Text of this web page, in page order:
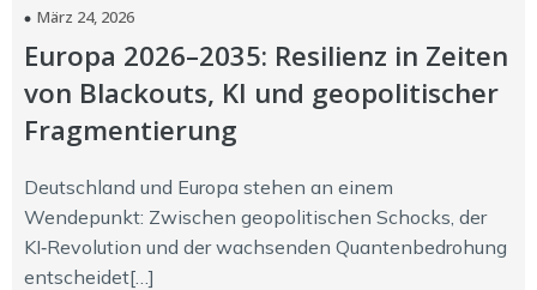
März 24, 2026
Europa 2026–2035: Resilienz in Zeiten
von Blackouts, KI und geopolitischer
Fragmentierung
Deutschland und Europa stehen an einem
Wendepunkt: Zwischen geopolitischen Schocks, der
KI‑Revolution und der wachsenden Quantenbedrohung
entscheidet[…]